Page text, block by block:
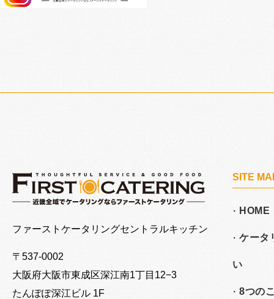
ファーストケータリングセントラルキッチン
〒537-0002
大阪府大阪市東成区深江南1丁目12−3
たんぽぽ深江ビル 1F
SITE
HOME
ケータ
い
8つの